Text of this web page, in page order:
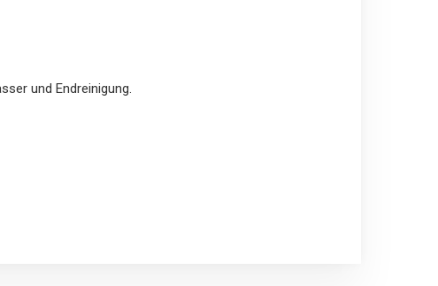
und Endreinigung.